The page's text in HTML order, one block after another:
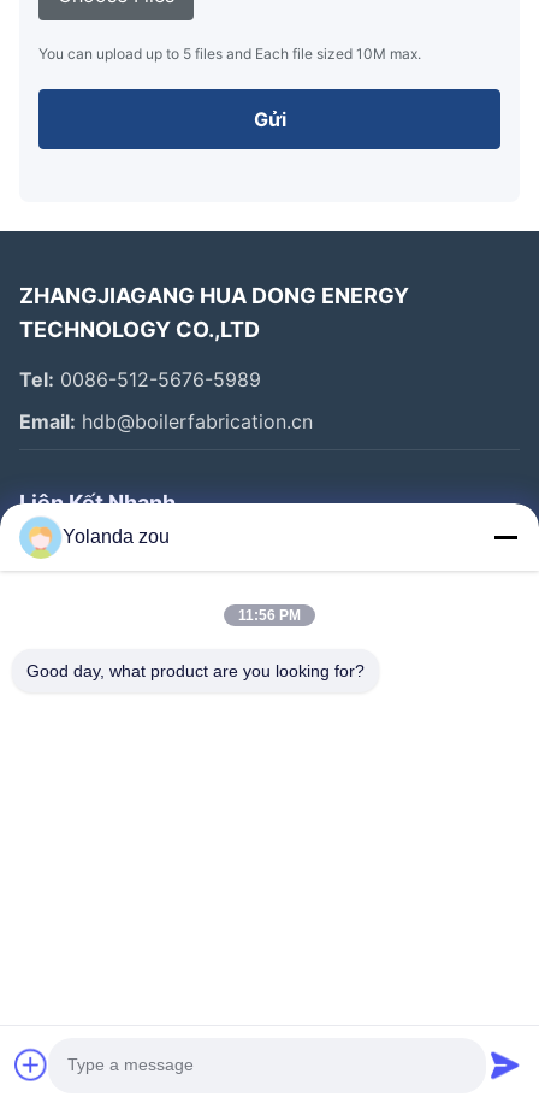
You can upload up to 5 files and Each file sized 10M max.
Gửi
ZHANGJIAGANG HUA DONG ENERGY
TECHNOLOGY CO.,LTD
Tel: 0086-512-5676-5989
Email: hdb@boilerfabrication.cn
Liên Kết Nhanh
Trang Chủ
Tham Quan Nhà Máy
©2020- ZHANGJIAGANG HUA DONG ENERGY TECHNOLOGY CO.,LTD.
Tất cả các quyền được bảo lưu
Yolanda zou
11:56 PM
Good day, what product are you looking for?